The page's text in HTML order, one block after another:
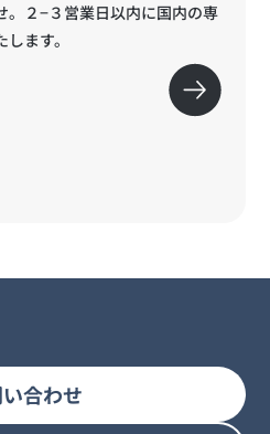
。２−３営業日以内に国内の専
ます。
合わせ